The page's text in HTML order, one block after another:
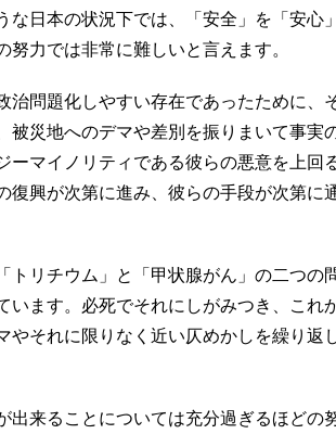
日本の状況下では、「安全」を「安心
努力では非常に難しいと言えます。
問題化しやすい存在であったために、
被災地へのデマや差別を振りまいて事実
ーマイノリティである彼らの悪意を上回
復興が次第に進み、彼らの手段が次第に
リチウム」と「甲状腺がん」の二つの
います。必死でそれにしがみつき、これ
やそれに限りなく近い仄めかしを繰り返
来ることについては充分過ぎるほどの